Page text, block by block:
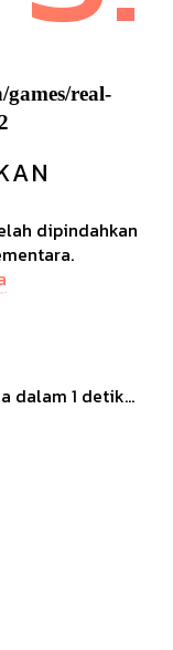
real-
dipindahkan
dalam 1 detik...